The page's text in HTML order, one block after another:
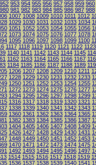
952 953 954 955 956 957 958 959 960
980 981 982 983 984 985 986 987 988
1007 1008 1009 1010 1011 1012
1029 1030 1031 1032 1033 1034
1051 1052 1053 1054 1055 1056
1073 1074 1075 1076 1077 1078
1095 1096 1097 1098 1099 1100
1117 1118 1119 1120 1121 1122 1123
1140 1141 1142 1143 1144 1145
1162 1163 1164 1165 1166 1167
1184 1185 1186 1187 1188 1189
1206 1207 1208 1209 1210 1211
1228 1229 1230 1231 1232 1233
1250 1251 1252 1253 1254 1255
1272 1273 1274 1275 1276 1277
1294 1295 1296 1297 1298 1299
1316 1317 1318 1319 1320 1321
1338 1339 1340 1341 1342 1343
1360 1361 1362 1363 1364 1365
1382 1383 1384 1385 1386 1387
1404 1405 1406 1407 1408 1409
1426 1427 1428 1429 1430 1431
1448 1449 1450 1451 1452 1453
1470 1471 1472 1473 1474 1475
1492 1493 1494 1495 1496 1497
1514 1515 1516 1517 1518 1519
1536 1537 1538 1539 1540 1541